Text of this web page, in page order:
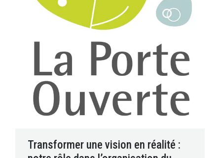
Transformer une vision en réalité :